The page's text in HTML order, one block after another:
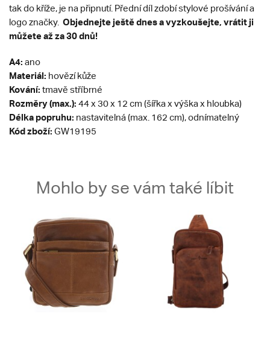
tak do kříže, je na připnutí. Přední díl zdobí stylové prošívání a
logo značky. Objednejte ještě dnes a vyzkoušejte, vrátit ji
můžete až za 30 dnů!
A4: ano
Materiál: hovězí kůže
Kování: tmavě stříbrné
Rozměry (max.): 44 x 30 x 12 cm (šířka x výška x hloubka)
Délka popruhu: nastavitelná (max. 162 cm), odnímatelný
Kód zboží: GW19195
Mohlo by se vám také líbit